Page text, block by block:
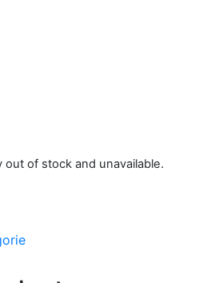
of stock and unavailable.